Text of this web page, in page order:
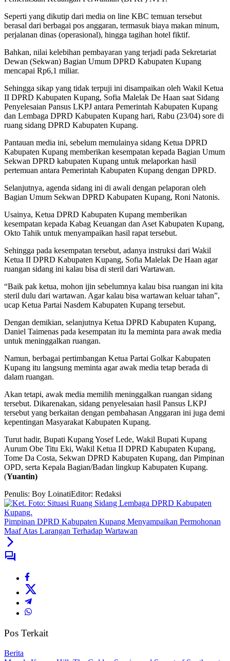
Seperti yang dikutip dari media on line KBC temuan tersebut
berasal dari berbagai pos anggaran, termasuk biaya makan minum,
perjalanan dinas (operasional), hingga tagihan hotel fiktif.
Bahkan, nilai kelebihan pembayaran yang terjadi pada Sekretariat
Dewan (Sekwan) Bagian Umum DPRD Kabupaten Kupang
mencapai Rp6,1 miliar.
Sehingga sikap yang tidak terpuji ini disampaikan oleh Wakil Ketua
II DPRD Kabupaten Kupang, Sofia Malelak De Haan saat Sidang
Penyelesaian Pansus LKPJ antara Pemerintah Kabupaten Kupang
dan Lembaga DPRD Kabupaten Kupang hari, Rabu (23/04) sore di
ruang sidang DPRD Kabupaten Kupang.
Pantauan media ini, sebelum memulainya sidang Ketua DPRD
Kabupaten Kupang memberikan kesempatan kepada Bagian Umum
Sekwan DPRD kabupaten Kupang untuk melaporkan hasil
pertemuan antara Pemerintah Kabupaten Kupang dengan DPRD.
Selanjutnya, agenda sidang ini di awali dengan pelaporan oleh
Bagian Umum Sekwan DPRD Kabupaten Kupang, Roni Natonis.
Usainya, Ketua DPRD Kabupaten Kupang memberikan
kesempatan kepada Kabag Keuangan dan Aset Kabupaten Kupang,
Okto Tahik untuk menyampaikan hasil rapat tersebut.
Sehingga pada kesempatan tersebut, adanya instruksi dari Wakil
Ketua II DPRD Kabupaten Kupang, Sofia Malelak De Haan agar
ruangan sidang ini kalau bisa di steril dari Wartawan.
“Baik pak ketua, mohon ijin sebelumnya kalau bisa ruangan ini kita
steril dulu dari wartawan. Agar kalau bisa wartawan keluar tahan”,
ucap Ketua Partai Nasdem Kabupaten Kupang tersebut.
Dengan demikian, selanjutnya Ketua DPRD Kabupaten Kupang,
Daniel Taimenas pada kesempatan itu Ia meminta para awak media
untuk meninggalkan ruangan.
Namun, berbagai pertimbangan Ketua Partai Golkar Kabupaten
Kupang itu langsung meminta agar awak media tetap berada di
dalam ruangan.
Akan tetapi, awak media memilih meninggalkan ruangan sidang
tersebut. Dikarenakan, sidang penyelesaian hasil Pansus LKPJ
tersebut yang berkaitan dengan pembahasan Anggaran ini juga demi
kepentingan Masyarakat Kabupaten Kupang.
Turut hadir, Bupati Kupang Yosef Lede, Wakil Bupati Kupang
Aurum Obe Titu Eki, Wakil Ketua II DPRD Kabupaten Kupang,
Tome Da Costa, Sekwan DPRD Kabupaten Kupang, dan Pimpinan
OPD, serta Kepala Bagian/Badan lingkup Kabupaten Kupang.
(Yuantin)
Penulis: Boy LoinatiEditor: Redaksi
Pimpinan DPRD Kabupaten Kupang Menyampaikan Permohonan
Maaf Atas Larangan Terhadap Wartawan
Pos Terkait
Berita